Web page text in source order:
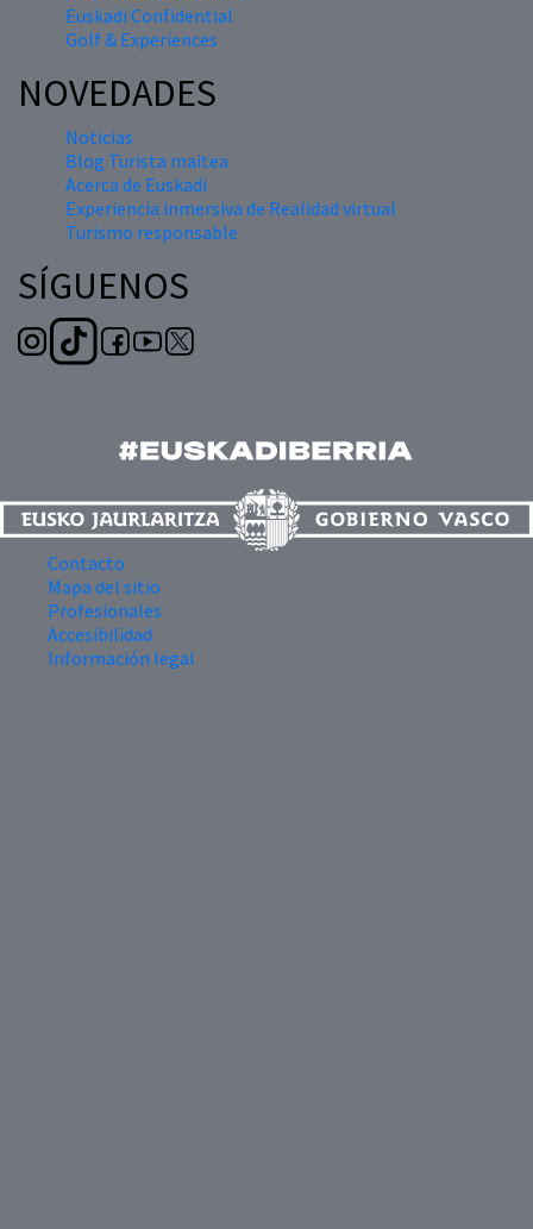
Euskadi Confidential
Golf & Experiences
NOVEDADES
Noticias
Blog Turista maitea
Acerca de Euskadi
Experiencia inmersiva de Realidad virtual
Turismo responsable
SÍGUENOS
Contacto
Mapa del sitio
Profesionales
Accesibilidad
Información legal